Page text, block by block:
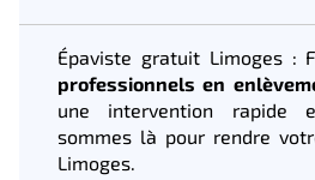
Épaviste gratuit Limoges :
professionnels en
une intervention rapide
sommes là pour rendre
Limoges.